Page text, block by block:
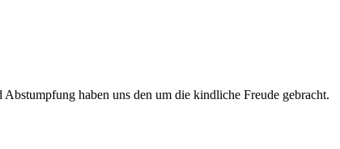
haben uns den um die kindliche Freude gebracht.